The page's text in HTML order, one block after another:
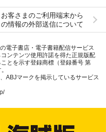
お客さまのご利用端末から
の情報の外部送信について
電子書店・電子書籍配信サービス
ンテンツ使用許諾を得た正規版配
とを示す登録商標（登録番号 第
ABJマークを掲示しているサービス